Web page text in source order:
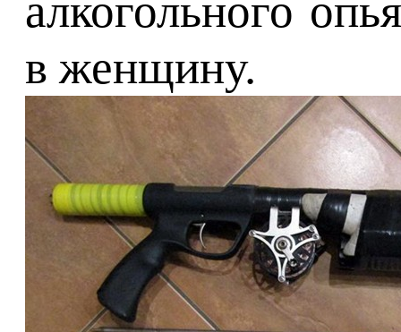
алкогольного
в женщину.